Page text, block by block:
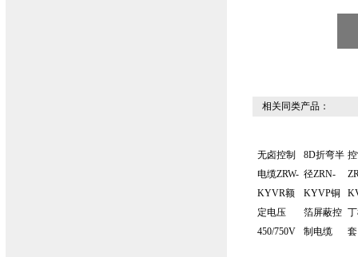
相关同类产品：
无卤控制
电缆ZRW-
KYVR额
定电压
450/750V
8D折弯半
径ZRN-
KYVP铜
箔屏蔽控
制电缆